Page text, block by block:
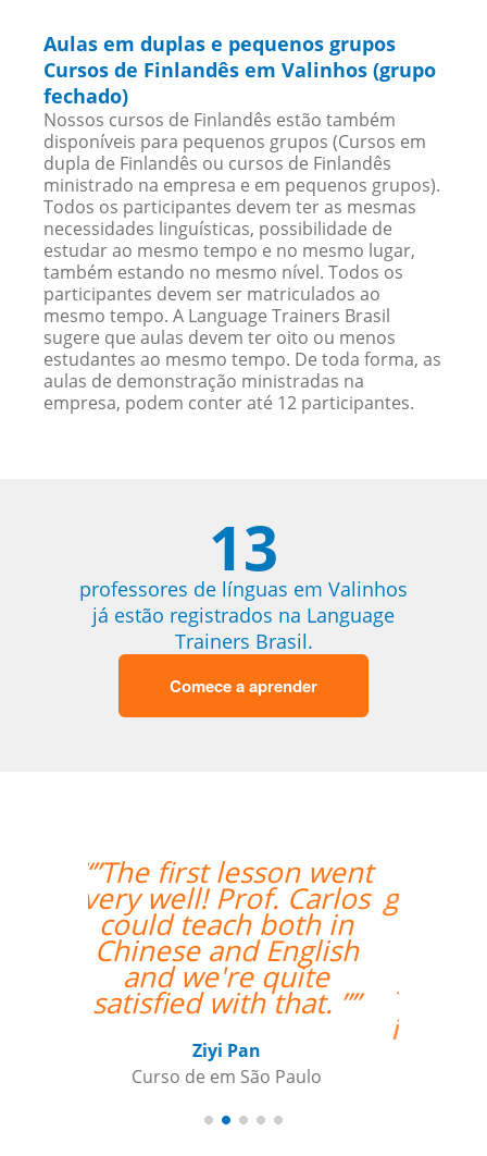
Aulas em duplas e pequenos grupos
Cursos de Finlandês em Valinhos (grupo
fechado)
Nossos cursos de Finlandês estão também
disponíveis para pequenos grupos (Cursos em
dupla de Finlandês ou cursos de Finlandês
ministrado na empresa e em pequenos grupos).
Todos os participantes devem ter as mesmas
necessidades linguísticas, possibilidade de
estudar ao mesmo tempo e no mesmo lugar,
também estando no mesmo nível. Todos os
participantes devem ser matriculados ao
mesmo tempo. A Language Trainers Brasil
sugere que aulas devem ter oito ou menos
estudantes ao mesmo tempo. De toda forma, as
aulas de demonstração ministradas na
empresa, podem conter até 12 participantes.
13
professores de línguas em Valinhos
já estão registrados na Language
Trainers Brasil.
Comece a aprender
“”Lessons are going
great. Hugo is very nice
and helpful. I found
you guys online and
you seemed to fit my
needs for
the best.””
Curso de Português em Recife